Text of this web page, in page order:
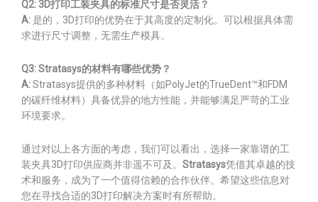
Q2: 3D打印工装夹具的标准尺寸是否灵活？
A: 是的，3D打印的优势在于其高度的定制化。可以根据具体需
求进行尺寸调整，无需生产模具。
Q3: Stratasys的材料有哪些优势？
A:Stratasys提供的多种材料（如PolyJet的TrueDent™和FDM
的碳纤维材料）具备优异的地方性能，并能够满足严苛的工业
环境要求。
通过对以上各方面的考虑，我们可以看出，选择一家靠谱的工
装夹具3D打印供应商并非遥不可及。 Stratasys凭借其卓越的技
术和服务，成为了一个值得信赖的合作伙伴。希望这些信息对
您在寻找合适的3D打印解决方案时有所帮助。